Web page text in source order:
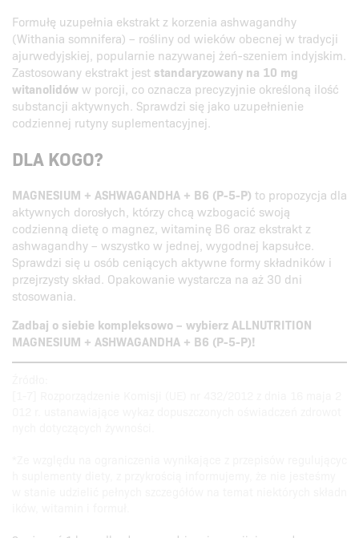
Formułę uzupełnia ekstrakt z korzenia ashwagandhy
(Withania somnifera) – rośliny od wieków obecnej w tradycji
ajurwedyjskiej, popularnie nazywanej żeń-szeniem indyjskim.
Zastosowany ekstrakt jest standaryzowany na 10 mg
witanolidóww porcji, co oznacza precyzyjnie określoną ilość
substancji aktywnych. Sprawdzi się jako uzupełnienie
codziennej rutyny suplementacyjnej.
DLA KOGO?
MAGNESIUM + ASHWAGANDHA + B6 (P-5-P) to propozycja dla
aktywnych dorosłych, którzy chcą wzbogacić swoją
codzienną dietę o magnez, witaminę B6 oraz ekstrakt z
ashwagandhy – wszystko w jednej, wygodnej kapsułce.
Sprawdzi się u osób ceniących aktywne formy składników i
przejrzysty skład. Opakowanie wystarcza na aż 30 dni
stosowania.
Zadbaj o siebie kompleksowo – wybierz ALLNUTRITION
MAGNESIUM + ASHWAGANDHA + B6 (P-5-P)!